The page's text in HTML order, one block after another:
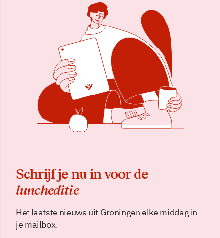
Schrijf je nu in voor de
luncheditie
Het laatste nieuws uit Groningen elke middag in
je mailbox.